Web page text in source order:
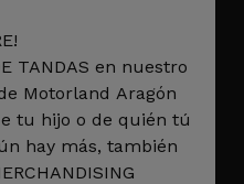
TANDAS en nuestro
Motorland Aragón
tu hijo o de quién tú
hay más, también